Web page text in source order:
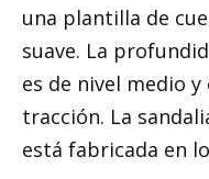
una plantilla de
suave. La
es de nivel medio
tracción. La
está fabricada en